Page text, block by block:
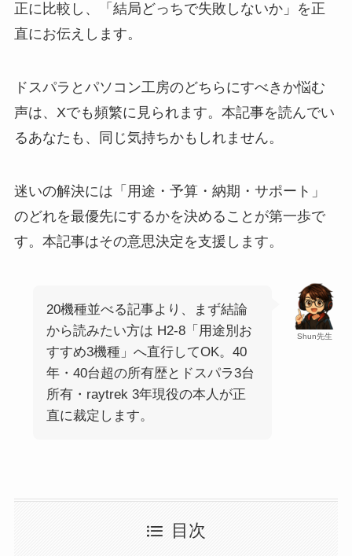
正に比較し、「結局どっちで失敗しないか」を正
直にお伝えします。
ドスパラとパソコン工房のどちらにすべきか悩む
声は、Xでも頻繁に見られます。本記事を読んでい
るあなたも、同じ気持ちかもしれません。
迷いの解決には「用途・予算・納期・サポート」
のどれを最優先にするかを決めることが第一歩で
す。本記事はその意思決定を支援します。
Shun先生
20機種並べる記事より、まず結論
から読みたい方は H2-8「用途別お
すすめ3機種」へ直行してOK。40
年・40台超の所有歴とドスパラ3台
所有・raytrek 3年現役の本人が正
直に裁定します。
目次